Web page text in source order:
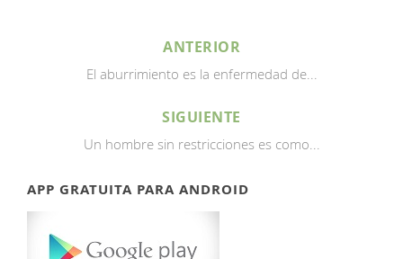
ANTERIOR
El aburrimiento es la enfermedad de...
SIGUIENTE
Un hombre sin restricciones es como...
APP GRATUITA PARA ANDROID